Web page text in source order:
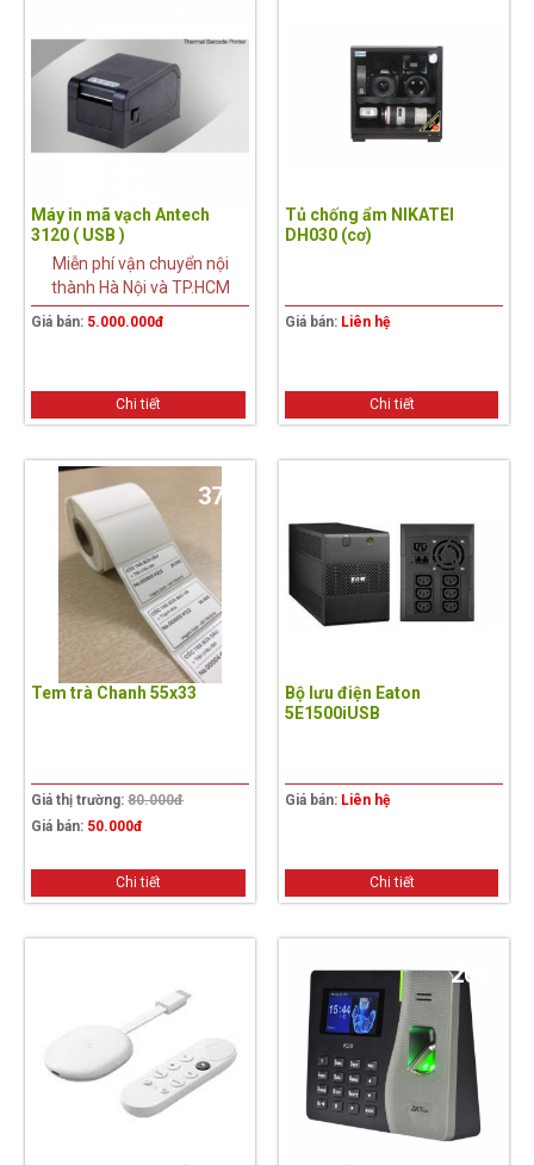
Máy in mã vạch Antech
3120 ( USB )
Miễn phí vận chuyển nội
thành Hà Nội và TP.HCM
Giá bán: 5.000.000đ
Chi tiết
Tủ chống ẩm NIKATEI
DH030 (cơ)
Giá bán: Liên hệ
Chi tiết
Tem trà Chanh 55x33
Giá thị trường:80.000đ
Giá bán: 50.000đ
Chi tiết
37%
Bộ lưu điện Eaton
5E1500iUSB
Giá bán: Liên hệ
Chi tiết
20%